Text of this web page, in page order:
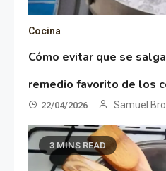
Cocina
Cómo evitar que se
remedio favorito de los
22/04/2026 Samuel
3 MINS READ